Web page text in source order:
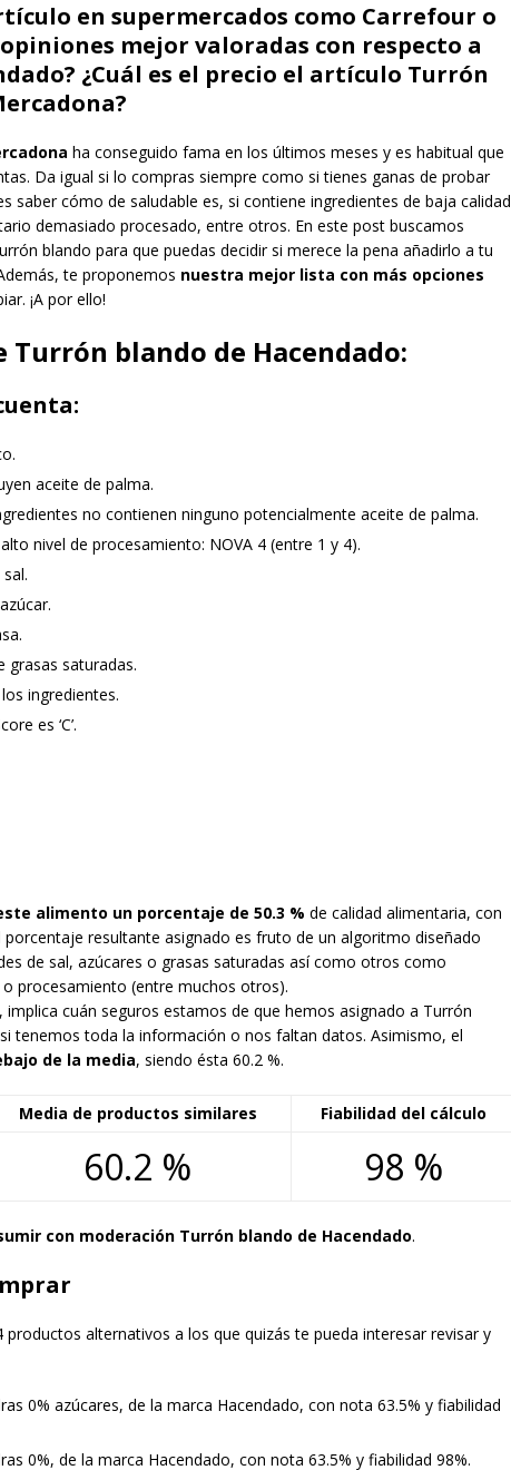
en supermercados como Carrefour o
mejor valoradas con respecto a
¿Cuál es el precio el artículo Turrón
ha conseguido fama en los últimos meses y es habitual que
Da igual si lo compras siempre como si tienes ganas de probar
saber cómo de saludable es, si contiene ingredientes de baja calidad
demasiado procesado, entre otros. En este post buscamos
blando para que puedas decidir si merece la pena añadirlo a tu
te proponemos nuestra mejor lista con más opciones
¡A por ello!
blando de Hacendado:
aceite de palma.
no contienen ninguno potencialmente aceite de palma.
nivel de procesamiento: NOVA 4 (entre 1 y 4).
grasas saturadas.
ingredientes.
es ‘C’.
alimento un porcentaje de 50.3 % de calidad alimentaria, con
porcentaje resultante asignado es fruto de un algoritmo diseñado
de sal, azúcares o grasas saturadas así como otros como
procesamiento (entre muchos otros).
cuán seguros estamos de que hemos asignado a Turrón
tenemos toda la información o nos faltan datos. Asimismo, el
de la media, siendo ésta 60.2 %.
Media de productos similares Fiabilidad del cálculo
60.2 % 98 %
con moderación Turrón blando de Hacendado.
alternativos a los que quizás te pueda interesar revisar y
0% azúcares, de la marca Hacendado, con nota 63.5% y fiabilidad
0%, de la marca Hacendado, con nota 63.5% y fiabilidad 98%.